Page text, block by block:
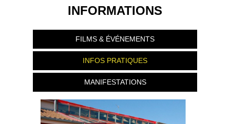
INFORMATIONS
FILMS & ÉVÉNEMENTS
INFOS PRATIQUES
MANIFESTATIONS